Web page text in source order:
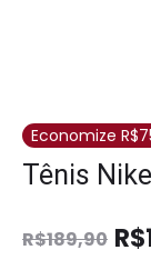
Economize
Tênis
R$189,90 R$